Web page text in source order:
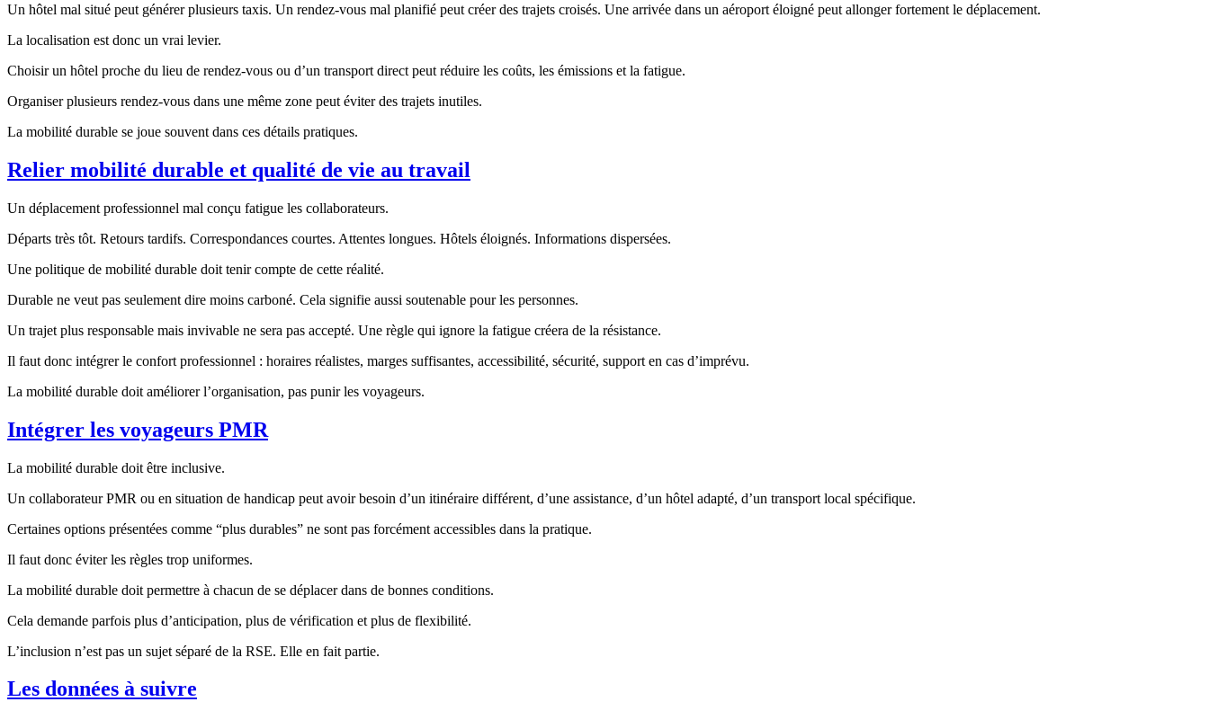
Un hôtel mal situé peut générer plusieurs taxis. Un rendez-vous mal planifié peut créer des trajets croisés. Une arrivée dans un aéroport éloigné peut allonger fortement le déplacement.
La localisation est donc un vrai levier.
Choisir un hôtel proche du lieu de rendez-vous ou d’un transport direct peut réduire les coûts, les émissions et la fatigue.
Organiser plusieurs rendez-vous dans une même zone peut éviter des trajets inutiles.
La mobilité durable se joue souvent dans ces détails pratiques.
Relier mobilité durable et qualité de vie au travail
Un déplacement professionnel mal conçu fatigue les collaborateurs.
Départs très tôt. Retours tardifs. Correspondances courtes. Attentes longues. Hôtels éloignés. Informations dispersées.
Une politique de mobilité durable doit tenir compte de cette réalité.
Durable ne veut pas seulement dire moins carboné. Cela signifie aussi soutenable pour les personnes.
Un trajet plus responsable mais invivable ne sera pas accepté. Une règle qui ignore la fatigue créera de la résistance.
Il faut donc intégrer le confort professionnel : horaires réalistes, marges suffisantes, accessibilité, sécurité, support en cas d’imprévu.
La mobilité durable doit améliorer l’organisation, pas punir les voyageurs.
Intégrer les voyageurs PMR
La mobilité durable doit être inclusive.
Un collaborateur PMR ou en situation de handicap peut avoir besoin d’un itinéraire différent, d’une assistance, d’un hôtel adapté, d’un transport local spécifique.
Certaines options présentées comme “plus durables” ne sont pas forcément accessibles dans la pratique.
Il faut donc éviter les règles trop uniformes.
La mobilité durable doit permettre à chacun de se déplacer dans de bonnes conditions.
Cela demande parfois plus d’anticipation, plus de vérification et plus de flexibilité.
L’inclusion n’est pas un sujet séparé de la RSE. Elle en fait partie.
Les données à suivre